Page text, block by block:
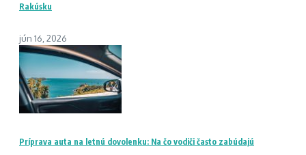
Rakúsku
jún 16, 2026
Príprava auta na letnú dovolenku: Na čo vodiči často zabúdajú